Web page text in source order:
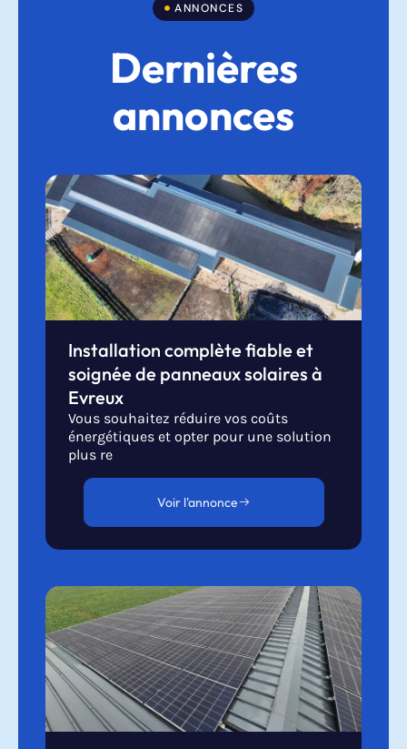
ANNONCES
Dernières
annonces
Installation complète fiable et
soignée de panneaux solaires à
Evreux
Vous souhaitez réduire vos coûts
énergétiques et opter pour une solution
plus re
Voir l'annonce